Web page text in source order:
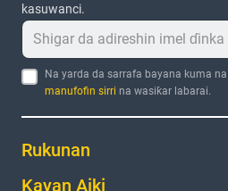
kasuwanci.
Na yarda da sarrafa bayana kuma
manufofin sirri na wasiƙar labarai.
Rukunan
Kayan Aiki